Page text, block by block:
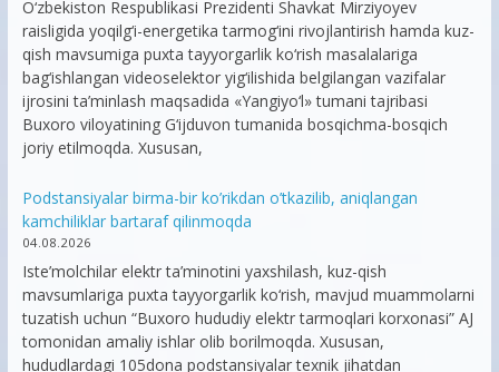
O‘zbekiston Respublikasi Prezidenti Shavkat Mirziyoyev
raisligida yoqilg‘i-energetika tarmog‘ini rivojlantirish hamda kuz-
qish mavsumiga puxta tayyorgarlik ko‘rish masalalariga
bag‘ishlangan videoselektor yig‘ilishida belgilangan vazifalar
ijrosini ta’minlash maqsadida «Yangiyo‘l» tumani tajribasi
Buxoro viloyatining G‘ijduvon tumanida bosqichma-bosqich
joriy etilmoqda. Xususan,
Podstansiyalar birma-bir ko’rikdan o’tkazilib, aniqlangan
kamchiliklar bartaraf qilinmoqda
04.08.2026
Iste’molchilar elektr ta’minotini yaxshilash, kuz-qish
mavsumlariga puxta tayyorgarlik ko‘rish, mavjud muammolarni
tuzatish uchun “Buxoro hududiy elektr tarmoqlari korxonasi” AJ
tomonidan amaliy ishlar olib borilmoqda. Xususan,
hududlardagi 105dona podstansiyalar texnik jihatdan